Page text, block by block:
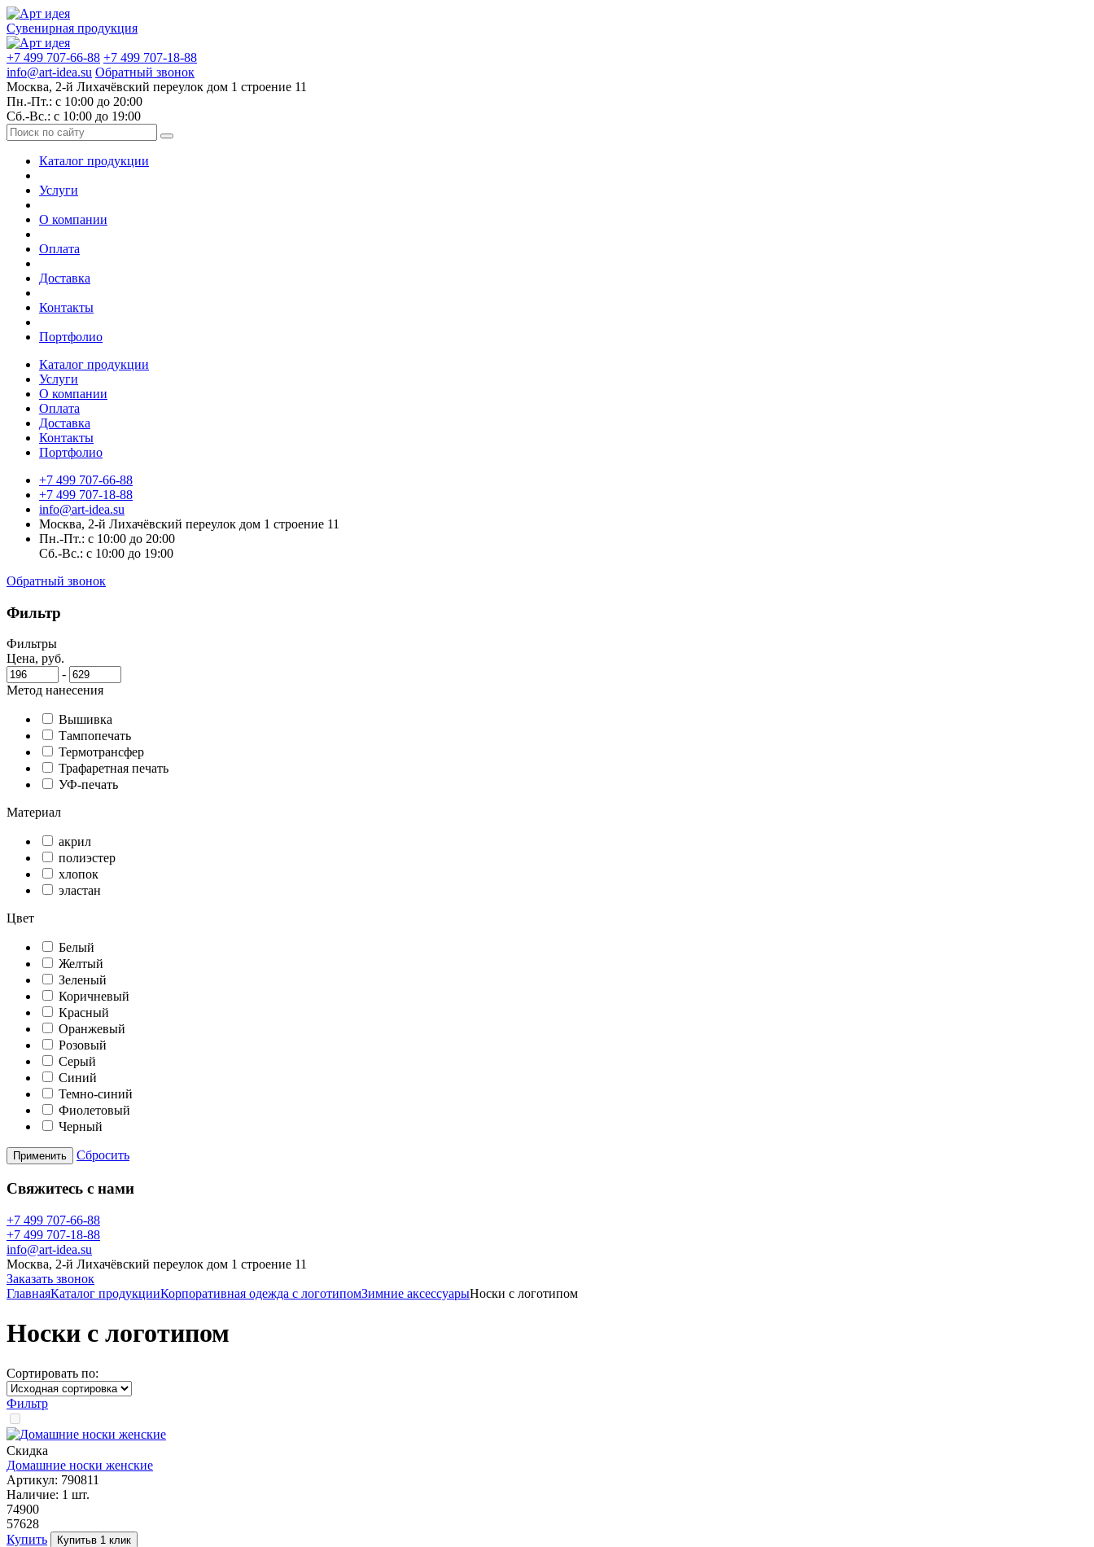
Сувенирная продукция
+7 499 707-66-88 +7 499 707-18-88
info@art-idea.su Обратный звонок
Москва, 2-й Лихачёвский переулок дом 1 строение 11
Пн.-Пт.: с 10:00 до 20:00
Сб.-Вс.: с 10:00 до 19:00
Каталог продукции
Услуги
О компании
Оплата
Доставка
Контакты
Портфолио
Каталог продукции
Услуги
О компании
Оплата
Доставка
Контакты
Портфолио
+7 499 707-66-88
+7 499 707-18-88
info@art-idea.su
Москва, 2-й Лихачёвский переулок дом 1 строение 11
Пн.-Пт.: с 10:00 до 20:00
Сб.-Вс.: с 10:00 до 19:00
Обратный звонок
Фильтр
Фильтры
Цена, руб.
-
Метод нанесения
Вышивка
Тампопечать
Термотрансфер
Трафаретная печать
УФ-печать
Материал
акрил
полиэстер
хлопок
эластан
Цвет
Белый
Желтый
Зеленый
Коричневый
Красный
Оранжевый
Розовый
Серый
Синий
Темно-синий
Фиолетовый
Черный
Применить Сбросить
Свяжитесь с нами
+7 499 707-66-88
+7 499 707-18-88
info@art-idea.su
Москва, 2-й Лихачёвский переулок дом 1 строение 11
Заказать звонок
ГлавнаяКаталог продукцииКорпоративная одежда с логотипомЗимние аксессуарыНоски с логотипом
Носки с логотипом
Сортировать по:
Фильтр
Скидка
Домашние носки женские
Артикул: 790811
Наличие: 1 шт.
74900
57628
Купить
Купитьв 1 клик